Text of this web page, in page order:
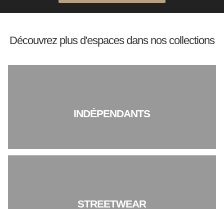
Découvrez plus d'espaces dans nos collections
INDÉPENDANTS
STREETWEAR